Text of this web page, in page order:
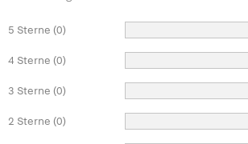
5 Sterne (0)
4 Sterne (0)
3 Sterne (0)
2 Sterne (0)